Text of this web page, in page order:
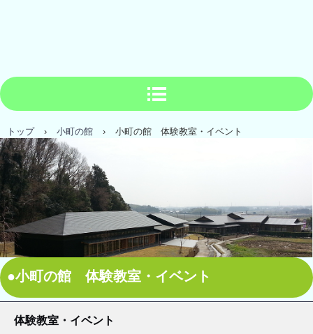
トップ › 小町の館 › 小町の館 体験教室・イベント
●小町の館 体験教室・イベント
体験教室・イベント